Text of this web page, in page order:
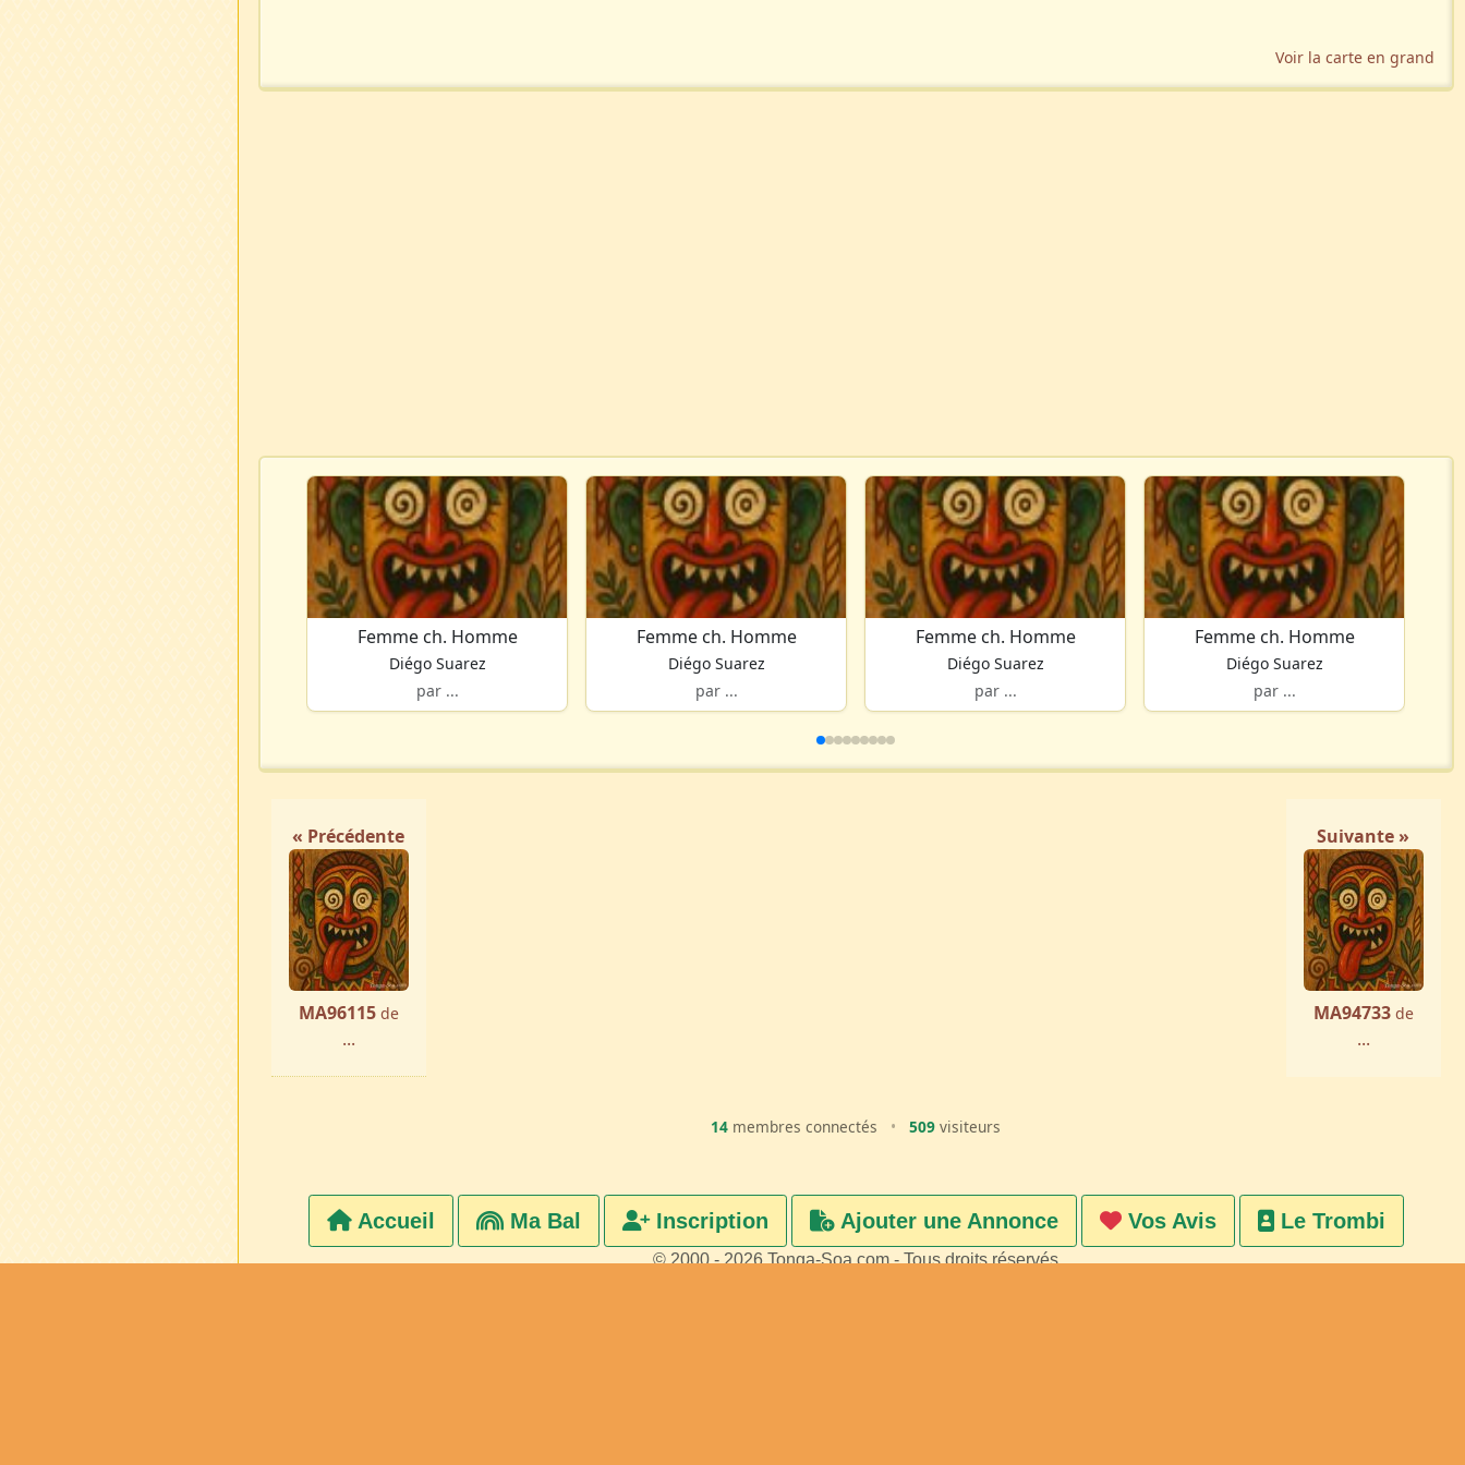
Voir la carte en grand
Femme ch. Homme
Diégo Suarez
par ...
Femme ch. Homme
Diégo Suarez
par ...
Femme ch. Homme
Diégo Suarez
par ...
Femme ch. Homme
Diégo Suarez
par ...
« Précédente
MA96115 de
...
Suivante »
MA94733 de
...
14 membres connectés • 509 visiteurs
Accueil Ma Bal Inscription Ajouter une Annonce Vos Avis Le Trombi
© 2000 - 2026 Tonga-Soa.com - Tous droits réservés